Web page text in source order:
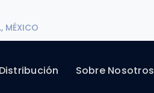
MÉXICO
Sobre Nosotros